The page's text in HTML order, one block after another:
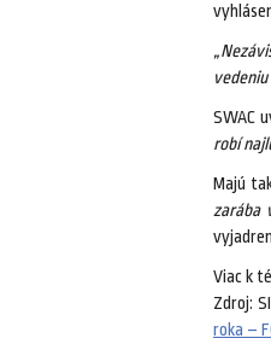
SWAC
robí
Majú
zarába
Viac k
Zdroj:
roka –